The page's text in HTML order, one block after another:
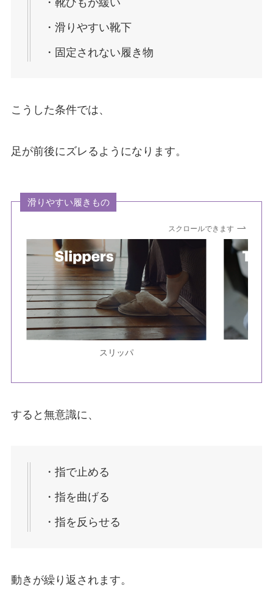
・滑りやすい靴下
・固定されない履き物
こうした条件では、
足が前後にズレるようになります。
滑りやすい履きもの
スクロールできます
スリッパ
すると無意識に、
・指で止める
・指を曲げる
・指を反らせる
動きが繰り返されます。